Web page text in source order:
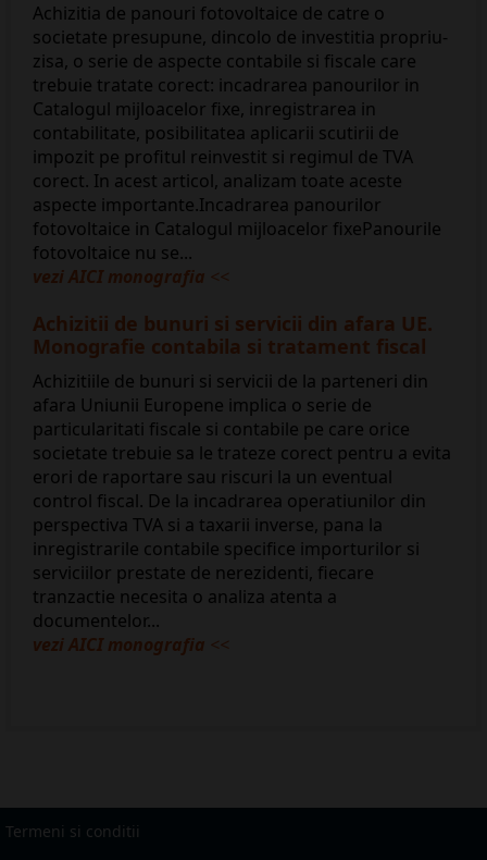
Achizitia de panouri fotovoltaice de catre o
societate presupune, dincolo de investitia propriu-
zisa, o serie de aspecte contabile si fiscale care
trebuie tratate corect: incadrarea panourilor in
Catalogul mijloacelor fixe, inregistrarea in
contabilitate, posibilitatea aplicarii scutirii de
impozit pe profitul reinvestit si regimul de TVA
corect. In acest articol, analizam toate aceste
aspecte importante.Incadrarea panourilor
fotovoltaice in Catalogul mijloacelor fixePanourile
fotovoltaice nu se...
vezi AICI monografia <<
Achizitii de bunuri si servicii din afara UE.
Monografie contabila si tratament fiscal
Achizitiile de bunuri si servicii de la parteneri din
afara Uniunii Europene implica o serie de
particularitati fiscale si contabile pe care orice
societate trebuie sa le trateze corect pentru a evita
erori de raportare sau riscuri la un eventual
control fiscal. De la incadrarea operatiunilor din
perspectiva TVA si a taxarii inverse, pana la
inregistrarile contabile specifice importurilor si
serviciilor prestate de nerezidenti, fiecare
tranzactie necesita o analiza atenta a
documentelor...
vezi AICI monografia <<
Termeni si conditii